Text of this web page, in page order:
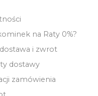
na Raty 0%?
i zwrot
dostawy
zamówienia